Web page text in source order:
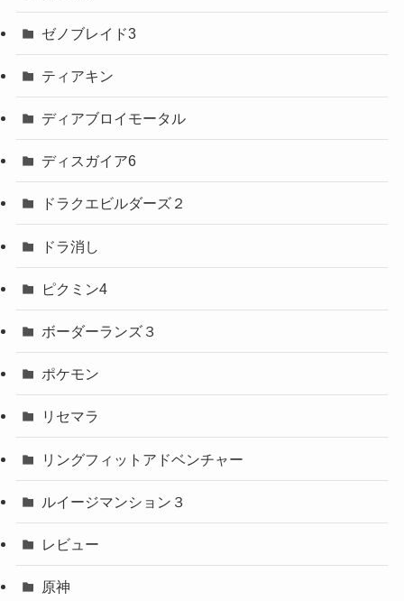
ゼノブレイド3
ティアキン
ディアブロイモータル
ディスガイア6
ドラクエビルダーズ２
ドラ消し
ピクミン4
ボーダーランズ３
ポケモン
リセマラ
リングフィットアドベンチャー
ルイージマンション３
レビュー
原神